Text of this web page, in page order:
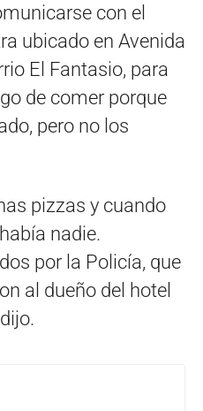
con el
ubicado en Avenida
El Fantasio, para
de comer porque
pero no los
pizzas y cuando
nadie.
por la Policía, que
al dueño del hotel